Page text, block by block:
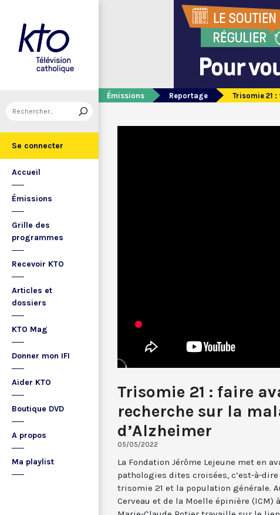
Se connecter
Accueil
Émissions
Grille des
programmes
Recevoir KTO
Articles et
dossiers
KTO Mag
Donner mon IFI
Aider KTO
Boutique DVD
A propos
Ma playlist
Émissions Reportage Trisomie 21
Trisomie 21 : faire
recherche sur la
d’Alzheimer
05/05/2022
La Fondation Jérôme Lejeune met en
pathologies dites croisées, c’est-à-
trisomie 21 et la population générale.
Cerveau et de la Moelle épinière (ICM)